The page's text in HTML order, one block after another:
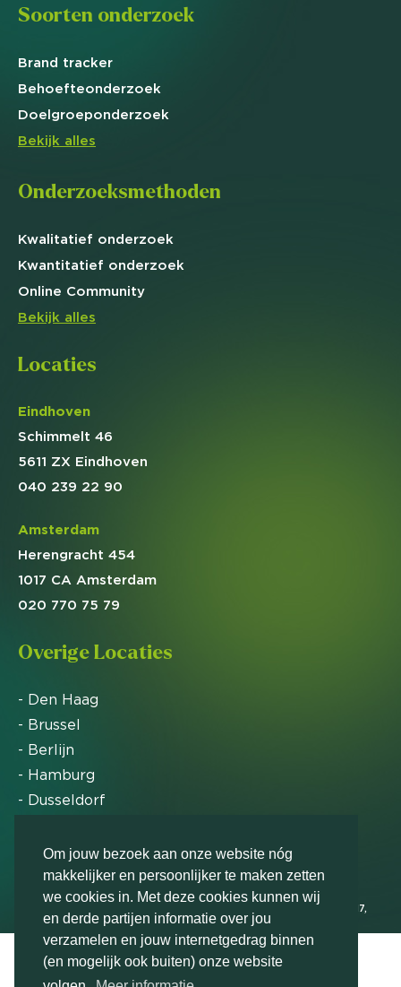
Om jouw bezoek aan onze website nóg
makkelijker en persoonlijker te maken zetten
we cookies in. Met deze cookies kunnen wij
en derde partijen informatie over jou
verzamelen en jouw internetgedrag binnen
(en mogelijk ook buiten) onze website
Soorten onderzoek
Brand tracker
Behoefteonderzoek
Doelgroeponderzoek
Bekijk alles
Onderzoeksmethoden
Kwalitatief onderzoek
Kwantitatief onderzoek
Online Community
Bekijk alles
Locaties
Eindhoven
Schimmelt 46
5611 ZX Eindhoven
040 239 22 90
Amsterdam
Herengracht 454
1017 CA Amsterdam
020 770 75 79
Overige Locaties
- Den Haag
- Brussel
- Berlijn
- Hamburg
- Dusseldorf
Markteffect is door het Financieele Dagblad
uitgeroepen tot FD Gazelle in 2012, 2015, 2016, 2017,
2018, 2019, 2020, 2021, 2022, 2023, 2024 en 2025